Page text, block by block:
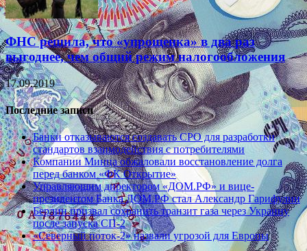
ФНС решила, что «упрощенка» в два раз
выгоднее, чем общий режим налогообложения
17.09.2019
Последние записи
Банки отказываются создавать СРО для разработки
стандартов взаимодействия с потребителями
Компании Минца обжаловали восстановление долга
перед банком «ФК Открытие»
Управляющим директором «ДОМ.РФ» и вице-
президентом Банка ДОМ.РФ стал Александр Гарифулин
Берлин призвал сохранить транзит газа через Украину
после запуска СП-2
«Северный поток-2» назвали угрозой для Европы